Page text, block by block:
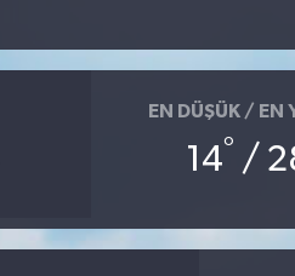
EN DÜŞÜK / EN
14° /